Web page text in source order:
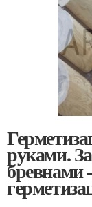
руками.
бревнами